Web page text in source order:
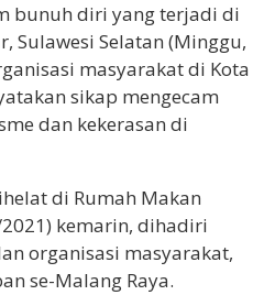
bunuh diri yang terjadi di
Sulawesi Selatan (Minggu,
masyarakat di Kota
sikap mengecam
dan kekerasan di
di Rumah Makan
kemarin, dihadiri
organisasi masyarakat,
se-Malang Raya.